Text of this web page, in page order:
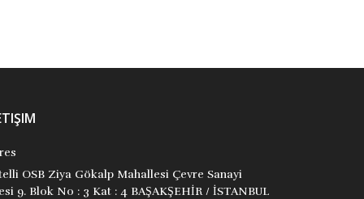
OSB Ziya Gökalp Mahallesi Çevre Sanayi
9. Blok No : 3 Kat : 4 BAŞAKŞEHİR / İSTANBUL